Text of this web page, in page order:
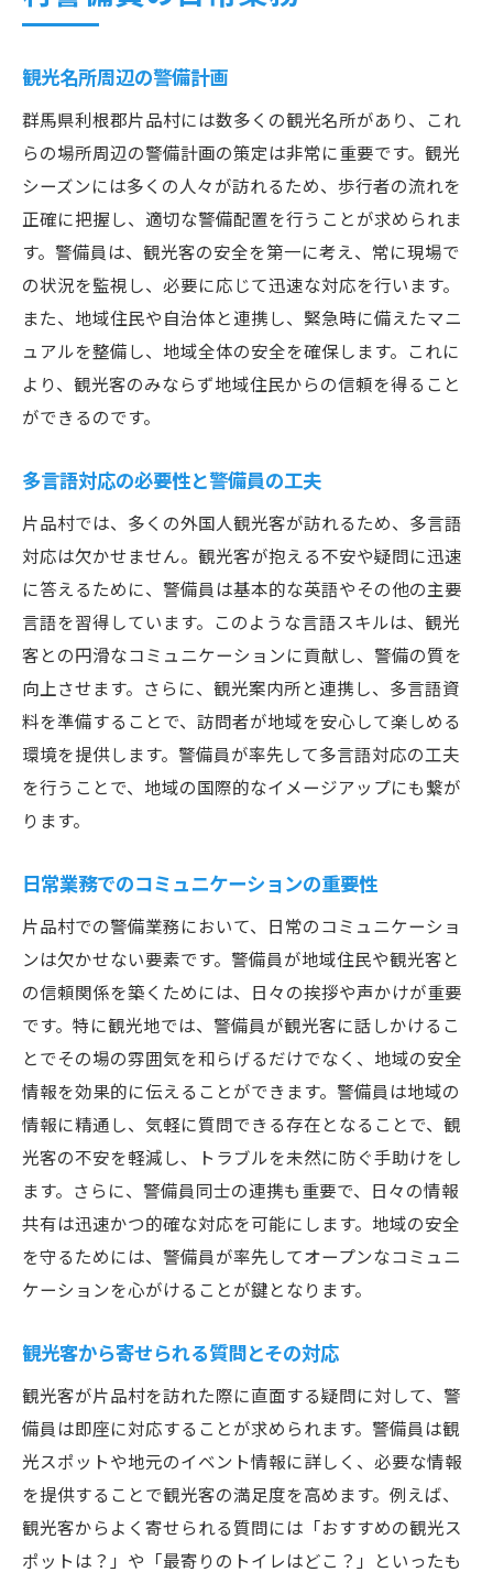
観光名所周辺の警備計画
群馬県利根郡片品村には数多くの観光名所があり、これ
らの場所周辺の警備計画の策定は非常に重要です。観光
シーズンには多くの人々が訪れるため、歩行者の流れを
正確に把握し、適切な警備配置を行うことが求められま
す。警備員は、観光客の安全を第一に考え、常に現場で
の状況を監視し、必要に応じて迅速な対応を行います。
また、地域住民や自治体と連携し、緊急時に備えたマニ
ュアルを整備し、地域全体の安全を確保します。これに
より、観光客のみならず地域住民からの信頼を得ること
ができるのです。
多言語対応の必要性と警備員の工夫
片品村では、多くの外国人観光客が訪れるため、多言語
対応は欠かせません。観光客が抱える不安や疑問に迅速
に答えるために、警備員は基本的な英語やその他の主要
言語を習得しています。このような言語スキルは、観光
客との円滑なコミュニケーションに貢献し、警備の質を
向上させます。さらに、観光案内所と連携し、多言語資
料を準備することで、訪問者が地域を安心して楽しめる
環境を提供します。警備員が率先して多言語対応の工夫
を行うことで、地域の国際的なイメージアップにも繋が
ります。
日常業務でのコミュニケーションの重要性
片品村での警備業務において、日常のコミュニケーショ
ンは欠かせない要素です。警備員が地域住民や観光客と
の信頼関係を築くためには、日々の挨拶や声かけが重要
です。特に観光地では、警備員が観光客に話しかけるこ
とでその場の雰囲気を和らげるだけでなく、地域の安全
情報を効果的に伝えることができます。警備員は地域の
情報に精通し、気軽に質問できる存在となることで、観
光客の不安を軽減し、トラブルを未然に防ぐ手助けをし
ます。さらに、警備員同士の連携も重要で、日々の情報
共有は迅速かつ的確な対応を可能にします。地域の安全
を守るためには、警備員が率先してオープンなコミュニ
ケーションを心がけることが鍵となります。
観光客から寄せられる質問とその対応
観光客が片品村を訪れた際に直面する疑問に対して、警
備員は即座に対応することが求められます。警備員は観
光スポットや地元のイベント情報に詳しく、必要な情報
を提供することで観光客の満足度を高めます。例えば、
観光客からよく寄せられる質問には「おすすめの観光ス
ポットは？」や「最寄りのトイレはどこ？」といったも